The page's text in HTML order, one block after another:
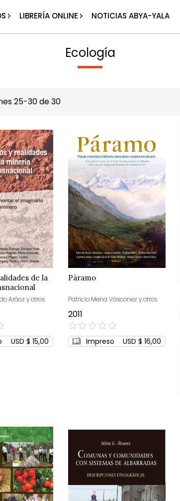
LIBRERÍA ONLINE NOTICIAS ABYA-YALA
Ecología
25-30de30
de la
Aráoz y otros
USD $ 15,00
Páramo
Patricio Mena Vásconez y otros
2011
0%
Impreso USD $ 16,00